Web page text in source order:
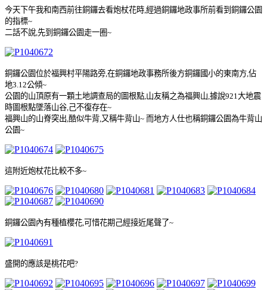
今天下午我和南西前往銅鑼去看炮杖花時 經過銅鑼地政事所前看到銅鑼公園
的指標~
二話不說 先到銅鑼公園走一圈~
銅鑼公園位於福興村平陽路旁 在銅鑼地政事務所後方銅鑼國小的東南方 佔
地3.12公傾~
公園的山頂原有一顆土地調查局的圖根點 山友稱之為福興山 據說921 大地震
時圖根點墜落山谷 己不復存在~
福興山的山脊突出 酷似牛背 又稱牛背山~ 而地方人仕也稱銅鑼公園為牛背山
公園~
這附近炮杖花比較不多~
銅鑼公園內有種植櫻花 可惜花期己經接近尾聲了~
盛開的應該是桃花吧?